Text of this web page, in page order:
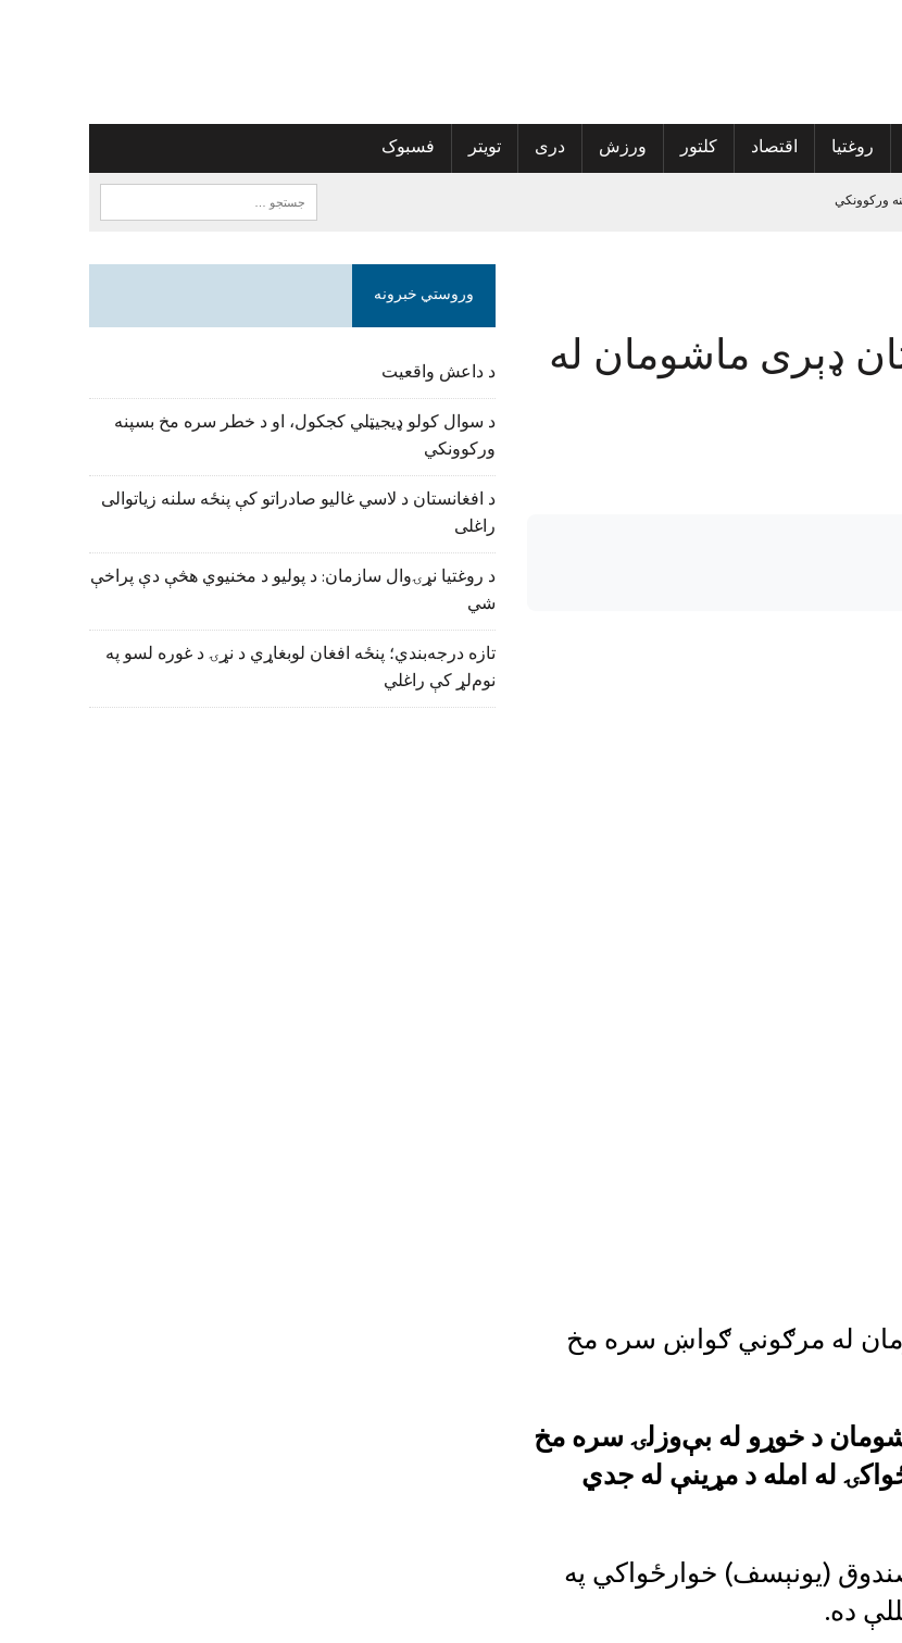
روغتیا اقتصاد کلتور ورزش دری تویتر فسبوک
ورکوونکي
ډېری ماشومان له
له مرګوني ګواښ سره مخ
سلنه کوچني ماشومان د خوړو له بې‌وزلۍ سره مخ
د خوارځواکۍ له امله د مړینې له جدي
صندوق (یونېسف) خوارځواکي په
ده.
وروستي خبرونه
د داعش واقعیت
د سوال کولو ډیجیټلي کجکول، او د خطر سره مخ بسپنه
ورکوونکي
د افغانستان د لاسي غالیو صادراتو کې پنځه سلنه زیاتوالی
راغلی
د روغتیا نړۍوال سازمان: د پولیو د مخنیوي هڅې دې پراخې
شي
تازه درجه‌بندي؛ پنځه افغان لوبغاړي د نړۍ د غوره لسو په
نوم‌لړ کې راغلي